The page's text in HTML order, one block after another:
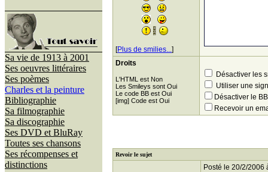
Sa vie de 1913 à 2001
Ses oeuvres littéraires
Ses poèmes
Charles et la peinture
Bibliographie
Sa filmographie
Sa discographie
Ses DVD et BluRay
Toutes ses chansons
Ses récompenses et
distinctions
[Plus de smilies...]
Droits
L'HTML est Non
Les Smileys sont Oui
Le code BB est Oui
[img] Code est Oui
Désactiver les
Utiliser une
Désactiver le
Recevoir un
Revoir le sujet
Posté le 20/2/2006